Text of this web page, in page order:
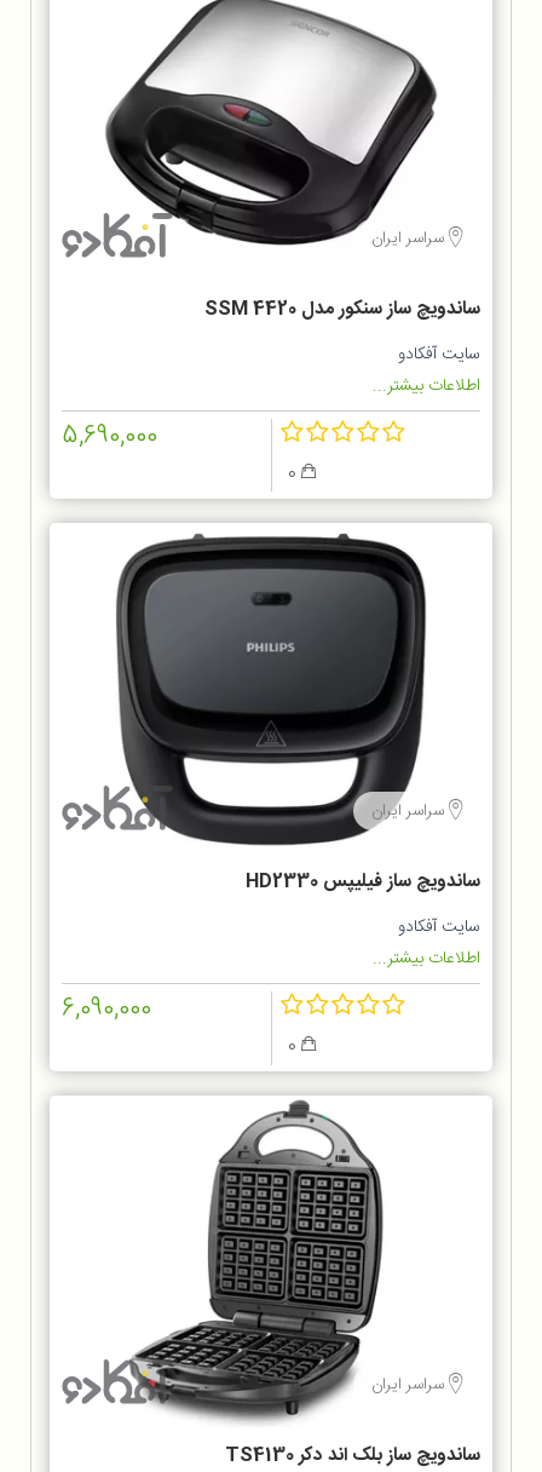
سراسر ایران
ساندویچ ساز سنکور مدل SSM 4420
سایت آفکادو
اطلاعات بیشتر...
5,690,000
سراسر ایران
ساندویچ ساز فیلیپس HD2330
سایت آفکادو
اطلاعات بیشتر...
6,090,000
سراسر ایران
ساندویچ ساز بلک اند دکر TS4130